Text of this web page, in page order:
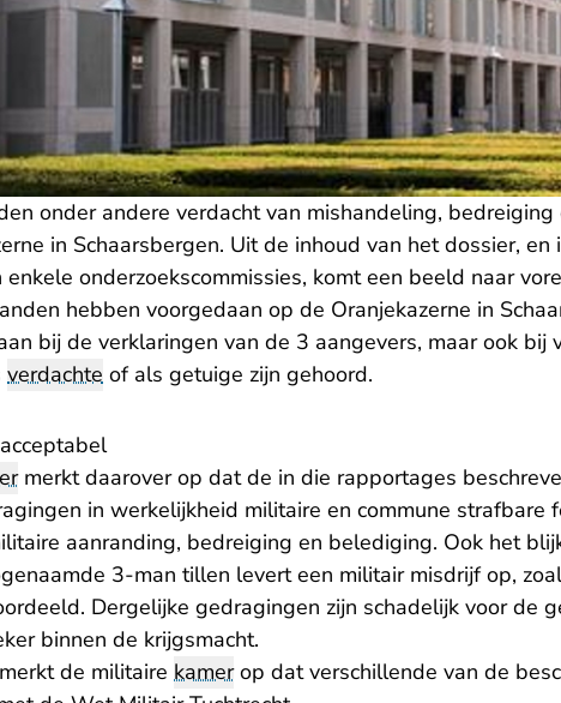
onder andere verdacht van mishandeling,
in Schaarsbergen. Uit de inhoud van het dossier, en
onderzoekscommissies, komt een beeld naar
hebben voorgedaan op de Oranjekazerne in
bij de verklaringen van de 3 aangevers, maar ook bij
verdachte of als getuige zijn gehoord.
merkt daarover op dat de in die rapportages
in werkelijkheid militaire en commune strafbare
aanranding, bedreiging en belediging. Ook het
3-man tillen levert een militair misdrijf op,
Dergelijke gedragingen zijn schadelijk voor de
binnen de krijgsmacht.
de militaire kamerop dat verschillende van de